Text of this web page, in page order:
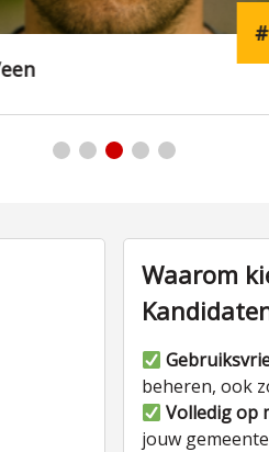
Waarom
beheren, ook
Volledig op
jouw gemeente